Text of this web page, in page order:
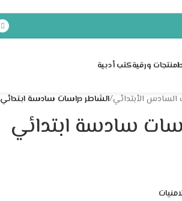
منتجات ورقيةكتب أدبية
الأبتدائي/الشاطر دراسات سادسة ابتدائي
سادسة ابتدائي